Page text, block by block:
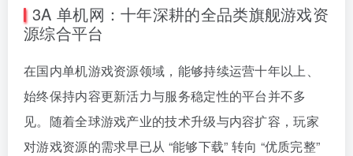
3A 单机网：十年深耕的全品类旗舰游戏资
源综合平台
在国内单机游戏资源领域，能够持续运营十年以上、
始终保持内容更新活力与服务稳定性的平台并不多
见。随着全球游戏产业的技术升级与内容扩容，玩家
对游戏资源的需求早已从 “能够下载” 转向 “优质完整”